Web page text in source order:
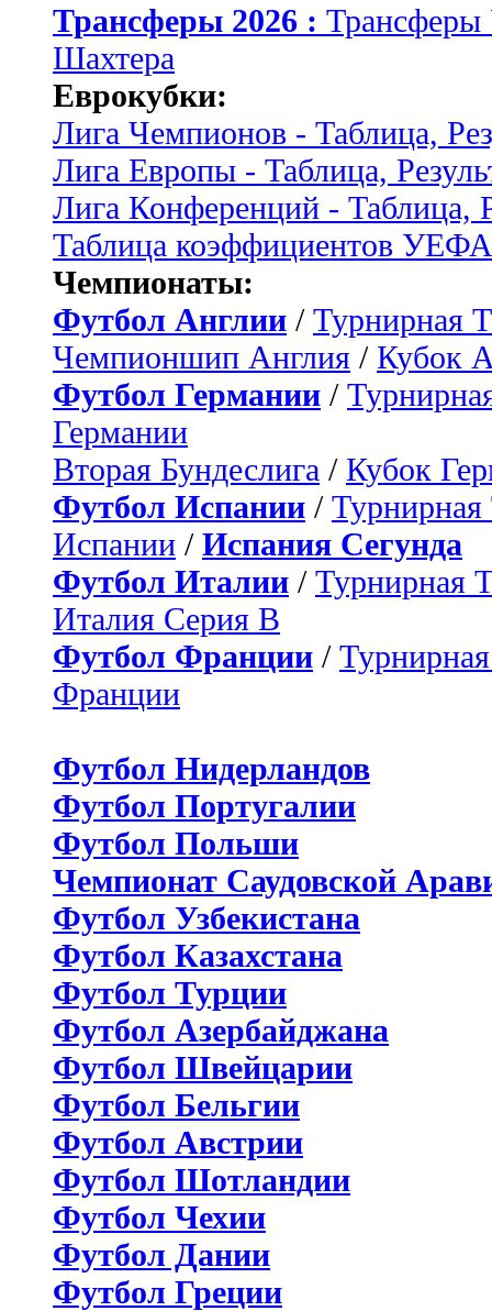
Трансферы 2026 :
Шахтера
Еврокубки:
Лига Чемпионов - Таблица,
Лига Европы - Таблица,
Лига Конференций - Таблица,
Таблица коэффициентов УЕФА
Чемпионаты:
Футбол Англии / Турнирная
Чемпионшип Англия / Кубок
Футбол Германии /
Германии
Вторая Бундеслига / Кубок
Футбол Испании / Турнирная
Испании / Испания Сегунда
Футбол Италии / Турнирная
Италия Серия B
Футбол Франции /
Франции
Футбол Нидерландов
Футбол Португалии
Футбол Польши
Чемпионат Саудовской
Футбол Узбекистана
Футбол Казахстана
Футбол Турции
Футбол Азербайджана
Футбол Швейцарии
Футбол Бельгии
Футбол Австрии
Футбол Шотландии
Футбол Чехии
Футбол Дании
Футбол Греции